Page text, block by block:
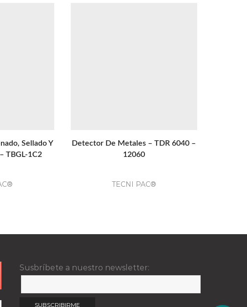
Sellado Y
TBGL-1C2
Detector De Metales – TDR 6040 –
12060
TECNI PAC®
Susbríbete a nuestro newsletter: